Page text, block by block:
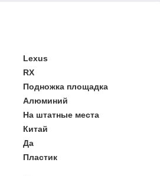
Lexus
RX
Подножка площадка
Алюминий
На штатные места
Китай
Да
Пластик